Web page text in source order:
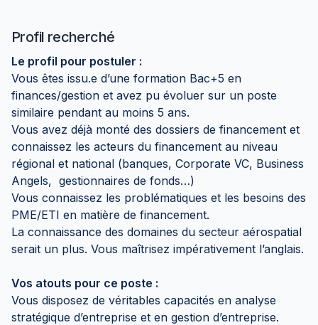
Profil recherché
Le profil pour postuler :
Vous êtes issu.e d’une formation Bac+5 en
finances/gestion et avez pu évoluer sur un poste
similaire pendant au moins 5 ans.
Vous avez déjà monté des dossiers de financement et
connaissez les acteurs du financement au niveau
régional et national (banques, Corporate VC, Business
Angels, gestionnaires de fonds…)
Vous connaissez les problématiques et les besoins des
PME/ETI en matière de financement.
La connaissance des domaines du secteur aérospatial
serait un plus. Vous maîtrisez impérativement l’anglais.
Vos atouts pour ce poste :
Vous disposez de véritables capacités en analyse
stratégique d’entreprise et en gestion d’entreprise.